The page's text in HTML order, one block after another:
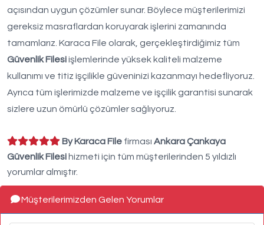
açısından uygun çözümler sunar. Böylece müşterilerimizi
gereksiz masraflardan koruyarak işlerini zamanında
tamamlarız. Karaca File olarak, gerçekleştirdiğimiz tüm
Güvenlik Filesiişlemlerinde yüksek kaliteli malzeme
kullanımı ve titiz işçilikle güveninizi kazanmayı hedefliyoruz.
Ayrıca tüm işlerimizde malzeme ve işçilik garantisi sunarak
sizlere uzun ömürlü çözümler sağlıyoruz.
By Karaca File firması Ankara Çankaya
Güvenlik Filesi hizmeti için tüm müşterilerinden 5 yıldızlı
yorumlar almıştır.
Müşterilerimizden Gelen Yorumlar